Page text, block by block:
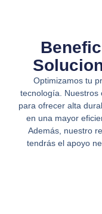
Optimizamos tu
tecnología. Nuestros
para ofrecer alta
en una mayor
Además, nuestro
tendrás el apoyo